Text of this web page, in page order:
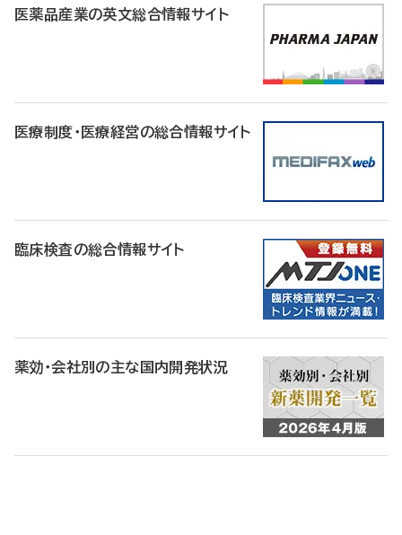
医薬品産業の英文総合情報サイト
医療制度・医療経営の総合情報サイト
臨床検査の総合情報サイト
薬効・会社別の主な国内開発状況